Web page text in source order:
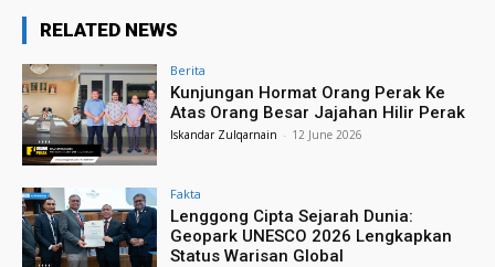
RELATED NEWS
Berita
Kunjungan Hormat Orang Perak Ke
Atas Orang Besar Jajahan Hilir Perak
Iskandar Zulqarnain - 12 June 2026
Fakta
Lenggong Cipta Sejarah Dunia:
Geopark UNESCO 2026 Lengkapkan
Status Warisan Global